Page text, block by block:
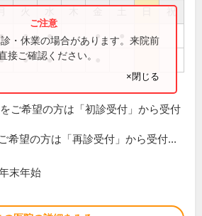
祝
● ● ● ●
● ●
・休業の場合があります。来院前
接ご確認ください。
×閉じる
ご希望の方は「初診受付」から受付
希望の方は「再診受付」から受付...
末年始